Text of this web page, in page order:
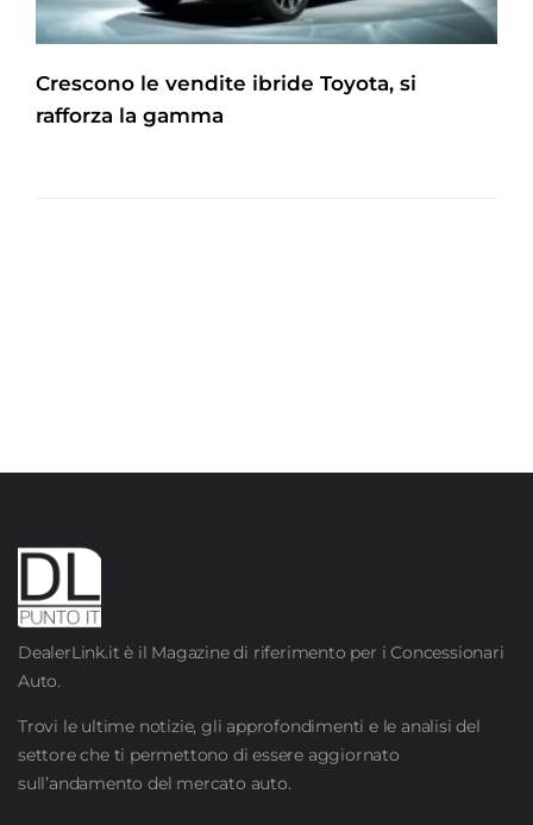
Crescono le vendite ibride Toyota, si
rafforza la gamma
DealerLink.it è il Magazine di riferimento per i Concessionari
Auto.
Trovi le ultime notizie, gli approfondimenti e le analisi del
settore che ti permettono di essere aggiornato
sull’andamento del mercato auto.